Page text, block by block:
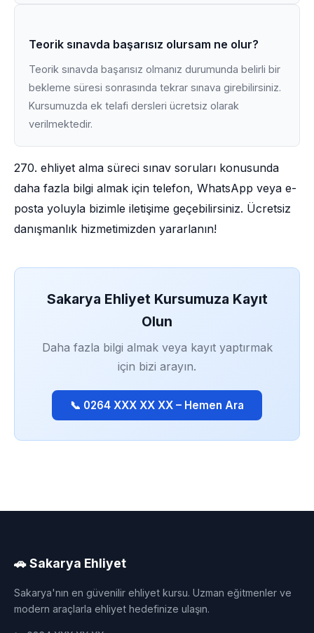
Teorik sınavda başarısız olursam ne olur?
Teorik sınavda başarısız olmanız durumunda belirli bir
bekleme süresi sonrasında tekrar sınava girebilirsiniz.
Kursumuzda ek telafi dersleri ücretsiz olarak
verilmektedir.
270. ehliyet alma süreci sınav soruları konusunda
daha fazla bilgi almak için telefon, WhatsApp veya e-
posta yoluyla bizimle iletişime geçebilirsiniz. Ücretsiz
danışmanlık hizmetimizden yararlanın!
Sakarya Ehliyet Kursumuza Kayıt
Olun
Daha fazla bilgi almak veya kayıt yaptırmak
için bizi arayın.
📞 0264 XXX XX XX – Hemen Ara
🚗 Sakarya Ehliyet
Sakarya'nın en güvenilir ehliyet kursu. Uzman eğitmenler ve
modern araçlarla ehliyet hedefinize ulaşın.